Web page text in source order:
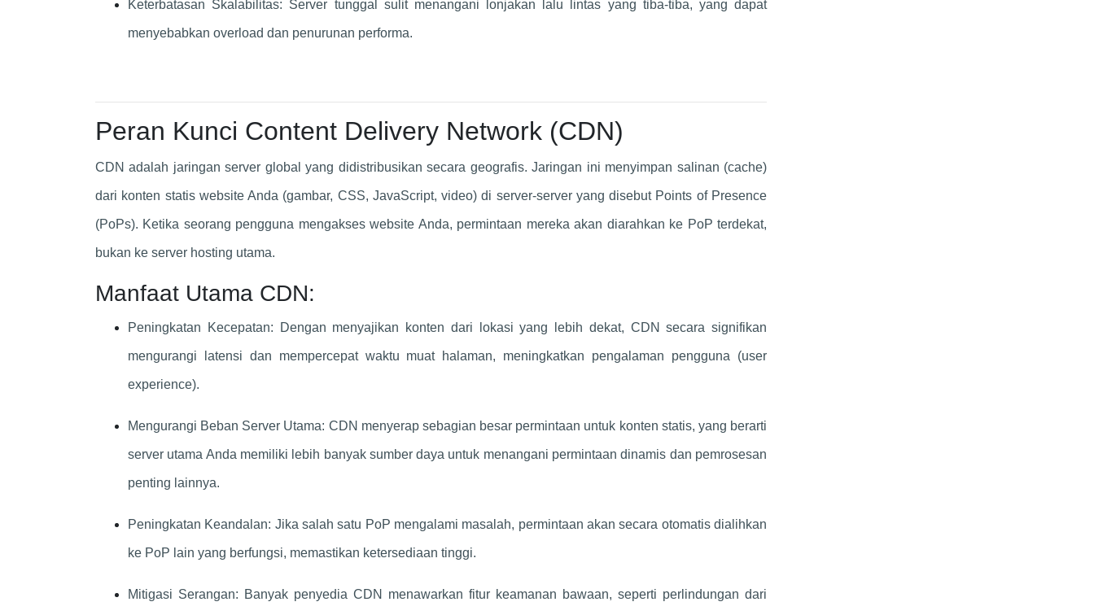
Keterbatasan Skalabilitas: Server tunggal sulit menangani lonjakan lalu lintas yang tiba-tiba, yang dapat
menyebabkan overload dan penurunan performa.
Peran Kunci Content Delivery Network (CDN)
CDN adalah jaringan server global yang didistribusikan secara geografis. Jaringan ini menyimpan salinan (cache)
dari konten statis website Anda (gambar, CSS, JavaScript, video) di server-server yang disebut Points of Presence
(PoPs). Ketika seorang pengguna mengakses website Anda, permintaan mereka akan diarahkan ke PoP terdekat,
bukan ke server hosting utama.
Manfaat Utama CDN:
Peningkatan Kecepatan: Dengan menyajikan konten dari lokasi yang lebih dekat, CDN secara signifikan
mengurangi latensi dan mempercepat waktu muat halaman, meningkatkan pengalaman pengguna (user
experience).
Mengurangi Beban Server Utama: CDN menyerap sebagian besar permintaan untuk konten statis, yang berarti
server utama Anda memiliki lebih banyak sumber daya untuk menangani permintaan dinamis dan pemrosesan
penting lainnya.
Peningkatan Keandalan: Jika salah satu PoP mengalami masalah, permintaan akan secara otomatis dialihkan
ke PoP lain yang berfungsi, memastikan ketersediaan tinggi.
Mitigasi Serangan: Banyak penyedia CDN menawarkan fitur keamanan bawaan, seperti perlindungan dari